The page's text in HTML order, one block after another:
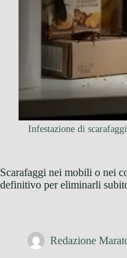
Infestazione di
Scarafaggi nei mobili o nei
definitivo per eliminarli
Redazione